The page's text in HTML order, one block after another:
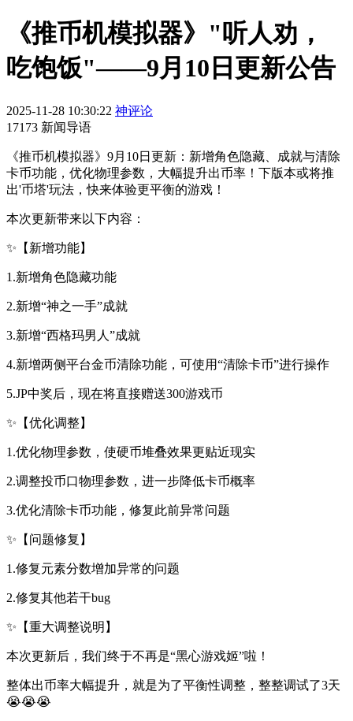
《推币机模拟器》"听人劝，
吃饱饭"——9月10日更新公告
2025-11-28 10:30:22 神评论
17173 新闻导语
《推币机模拟器》9月10日更新：新增角色隐藏、成就与清除
卡币功能，优化物理参数，大幅提升出币率！下版本或将推
出'币塔'玩法，快来体验更平衡的游戏！
本次更新带来以下内容：
✨【新增功能】
1.新增角色隐藏功能
2.新增“神之一手”成就
3.新增“西格玛男人”成就
4.新增两侧平台金币清除功能，可使用“清除卡币”进行操作
5.JP中奖后，现在将直接赠送300游戏币
✨【优化调整】
1.优化物理参数，使硬币堆叠效果更贴近现实
2.调整投币口物理参数，进一步降低卡币概率
3.优化清除卡币功能，修复此前异常问题
✨【问题修复】
1.修复元素分数增加异常的问题
2.修复其他若干bug
✨【重大调整说明】
本次更新后，我们终于不再是“黑心游戏姬”啦！
整体出币率大幅提升，就是为了平衡性调整，整整调试了3天
😭😭😭